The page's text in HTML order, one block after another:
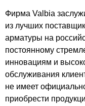
Фирма Valbia
из лучших
арматуры на
постоянному
инновациям и
обслуживания
не имеет
приобрести